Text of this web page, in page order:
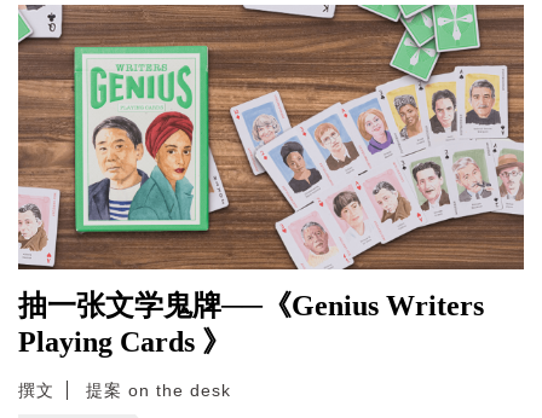
抽一张文学鬼牌──《Genius Writers
Playing Cards 》
撰文 提案 on the desk